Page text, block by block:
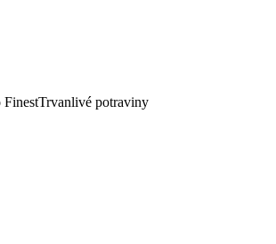
FinestTrvanlivé potraviny